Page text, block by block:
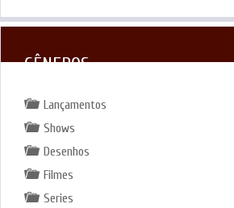
GÊNEROS
Lançamentos
Shows
Desenhos
Filmes
Series